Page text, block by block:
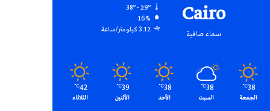
Cairo
سماء صافية
16%
3.12 كيلومتر/ساعة
38
℃
الجمعة
38
℃
السبت
38
℃
الأحد
39
℃
الأثنين
42
℃
الثلاثاء